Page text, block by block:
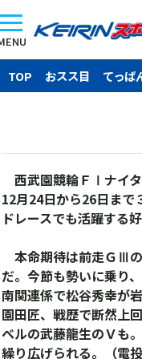
TOP おスス目 てっぱ
西武園競輪ＦⅠナイタ
12月24日から26日まで
ドレースでも活躍する
本命期待は前走ＧⅢ
だ。今節も勢いに乗り
南関連係で松谷秀幸が
園田匠、戦歴で断然上
ベルの武藤龍生のＶも
繰り広げられる。（電